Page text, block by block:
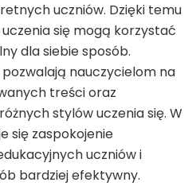
uczniów. Dzięki temu
się mogą korzystać
dla siebie sposób.
nauczycielom na
treści oraz
stylów uczenia się. W
się zaspokojenie
uczniów i
bardziej efektywny.